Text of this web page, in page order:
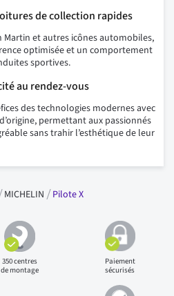
de collection rapides
Martin et autres icônes automobiles,
optimisée et un comportement
sportives.
au rendez-vous
des technologies modernes avec
permettant aux passionnés
sans trahir l’esthétique de leur
MICHELIN Pilote X
350 centres
de montage
Paiement
sécurisés